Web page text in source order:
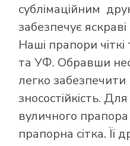
сублімаційним
забезпечує
Наші прапори чіткі
та УФ. Обравши
легко забезпечити
зносостійкість.
вуличного
прапорна сітка. Її